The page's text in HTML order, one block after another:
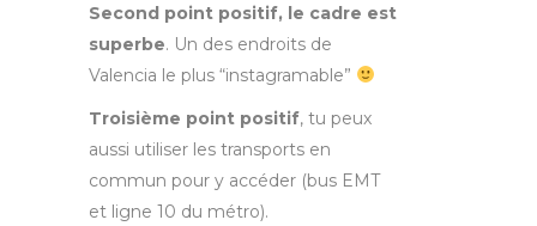
Second point positif, le cadre est
superbe. Un des endroits de
Valencia le plus “instagramable”
Troisième point positif, tu peux
aussi utiliser les transports en
commun pour y accéder (bus EMT
et ligne 10 du métro).